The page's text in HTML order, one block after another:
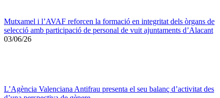
Mutxamel i l’AVAF reforcen la formació en integritat dels òrgans de
selecció amb participació de personal de vuit ajuntaments d’Alacant
03/06/26
L’Agència Valenciana Antifrau presenta el seu balanç d’activitat des